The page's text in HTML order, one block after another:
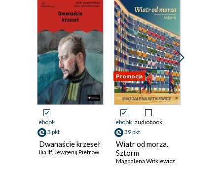
ebook
3 pkt
Dwanaście krzeseł
Ilia Ilf, Jewgenij Pietrow
Promocja
ebook audiobook
39 pkt
Wiatr od morza.
Sztorm
Magdalena Witkiewicz